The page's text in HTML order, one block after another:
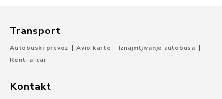
Transport
Autobuski prevoz Avio karte
Iznajmljivanje autobusa
Rent-a-car
Kontakt